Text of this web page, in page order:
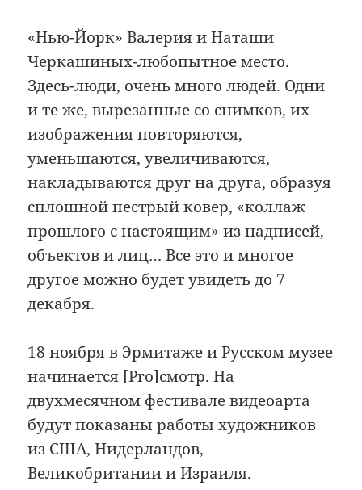
«Нью-Йорк» Валерия и Наташи
Черкашиных-любопытное место.
Здесь-люди, очень много людей. Одни
и те же, вырезанные со снимков, их
изображения повторяются,
уменьшаются, увеличиваются,
накладываются друг на друга, образуя
сплошной пестрый ковер, «коллаж
прошлого с настоящим» из надписей,
объектов и лиц… Все это и многое
другое можно будет увидеть до 7
декабря.
18 ноября в Эрмитаже и Русском музее
начинается [Pro]смотр. На
двухмесячном фестивале видеоарта
будут показаны работы художников
из США, Нидерландов,
Великобритании и Израиля.